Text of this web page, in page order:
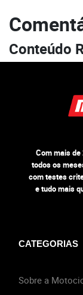
Conteúdo
Com mais de
todos os
com testes
e tudo mais
CATEGORIAS
Sobre a